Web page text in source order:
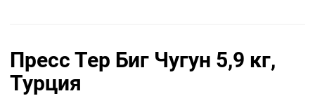
Пресс Тер Биг Чугун 5,9 кг,
Турция